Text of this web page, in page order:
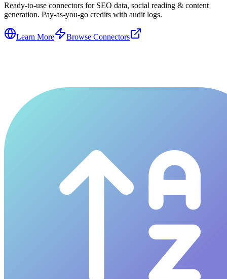
Ready-to-use connectors for SEO data, social reading & content
generation. Pay-as-you-go credits with audit logs.
Learn More Browse Connectors